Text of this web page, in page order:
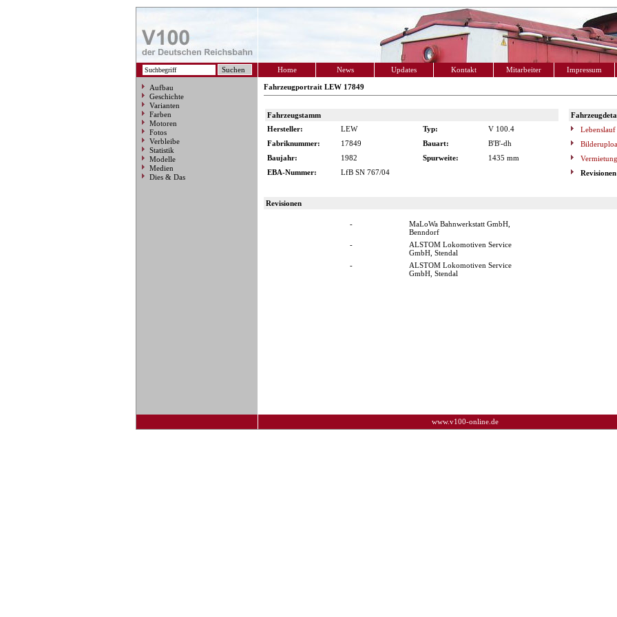
Home News Updates Kontakt Mitarbeiter Impressum
Aufbau
Geschichte
Varianten
Farben
Motoren
Fotos
Verbleibe
Statistik
Modelle
Medien
Dies & Das
Fahrzeugportrait LEW 17849
Fahrzeugstamm
Hersteller:
LEW Typ: V 100.4
Lebenslauf
Fabriknummer:
17849 Bauart: B'B'-dh
Baujahr:
1982 Spurweite: 1435 mm
EBA-Nummer:
LfB SN 767/04 Revisionen
Revisionen
-
MaLoWa Bahnwerkstatt GmbH,
Benndorf
-
ALSTOM Lokomotiven Service
GmbH, Stendal
-
ALSTOM Lokomotiven Service
GmbH, Stendal
www.v100-online.de